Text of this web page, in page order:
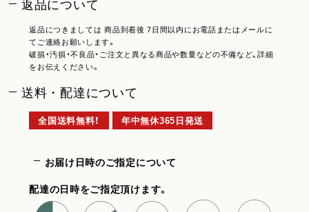
返品について
返品につきましては 商品到着後 7日間以内にお電話またはメールに
てご連絡お願いします。
破損・汚損・不良品・ご注文と異なる商品や数量などの不備など、詳細
をお伝えください。
送料・配達について
全国送料無料！ 年中無休365日発送
お届け日時のご指定について
配達の日時をご指定頂けます。